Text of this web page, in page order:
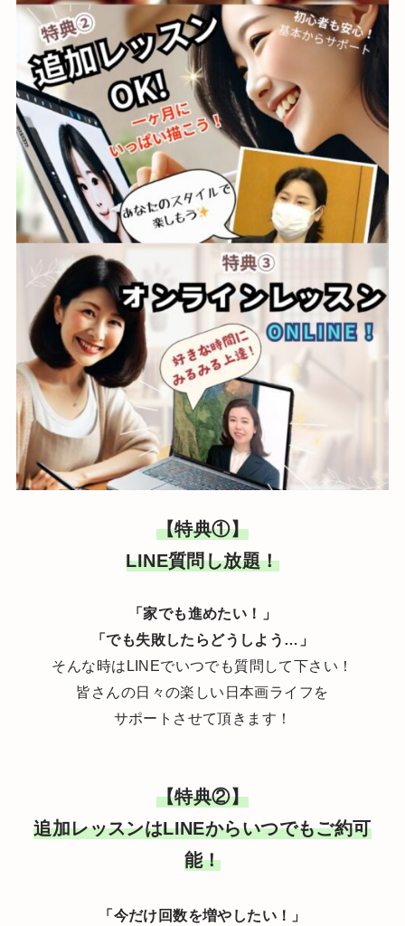
【特典①】
LINE質問し放題！
「家でも進めたい！」
「でも失敗したらどうしよう…」
そんな時はLINEでいつでも質問して下さい！
皆さんの日々の楽しい日本画ライフを
サポートさせて頂きます！
【特典②】
追加レッスンはLINEからいつでもご約可
能！
「今だけ回数を増やしたい！」